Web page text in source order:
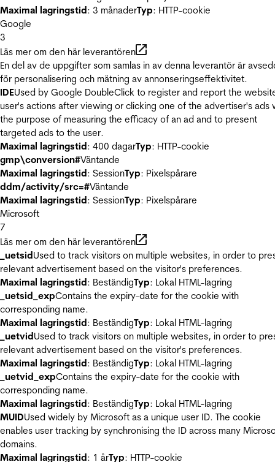
Maximal lagringstid: 3 månaderTyp: HTTP-cookie
Google
3
Läs mer om den här leverantören
En del av de uppgifter som samlas in av denna leverantör är
för personalisering och mätning av annonseringseffektivitet.
IDEUsed by Google DoubleClick to register and report the
user's actions after viewing or clicking one of the advertiser's ads
the purpose of measuring the efficacy of an ad and to present
targeted ads to the user.
Maximal lagringstid: 400 dagarTyp: HTTP-cookie
gmp\conversion#Väntande
Maximal lagringstid: SessionTyp: Pixelspårare
ddm/activity/src=#Väntande
Maximal lagringstid: SessionTyp: Pixelspårare
Microsoft
7
Läs mer om den här leverantören
_uetsidUsed to track visitors on multiple websites, in order to
relevant advertisement based on the visitor's preferences.
Maximal lagringstid: BeständigTyp: Lokal HTML-lagring
_uetsid_expContains the expiry-date for the cookie with
corresponding name.
Maximal lagringstid: BeständigTyp: Lokal HTML-lagring
_uetvidUsed to track visitors on multiple websites, in order to
relevant advertisement based on the visitor's preferences.
Maximal lagringstid: BeständigTyp: Lokal HTML-lagring
_uetvid_expContains the expiry-date for the cookie with
corresponding name.
Maximal lagringstid: BeständigTyp: Lokal HTML-lagring
MUIDUsed widely by Microsoft as a unique user ID. The cookie
enables user tracking by synchronising the ID across many
domains.
Maximal lagringstid: 1 årTyp: HTTP-cookie